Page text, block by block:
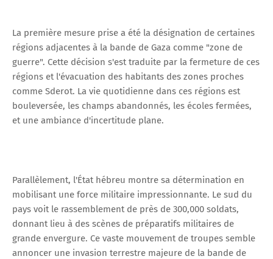
La première mesure prise a été la désignation de certaines
régions adjacentes à la bande de Gaza comme "zone de
guerre". Cette décision s'est traduite par la fermeture de ces
régions et l'évacuation des habitants des zones proches
comme Sderot. La vie quotidienne dans ces régions est
bouleversée, les champs abandonnés, les écoles fermées,
et une ambiance d'incertitude plane.
Parallèlement, l'État hébreu montre sa détermination en
mobilisant une force militaire impressionnante. Le sud du
pays voit le rassemblement de près de 300,000 soldats,
donnant lieu à des scènes de préparatifs militaires de
grande envergure. Ce vaste mouvement de troupes semble
annoncer une invasion terrestre majeure de la bande de